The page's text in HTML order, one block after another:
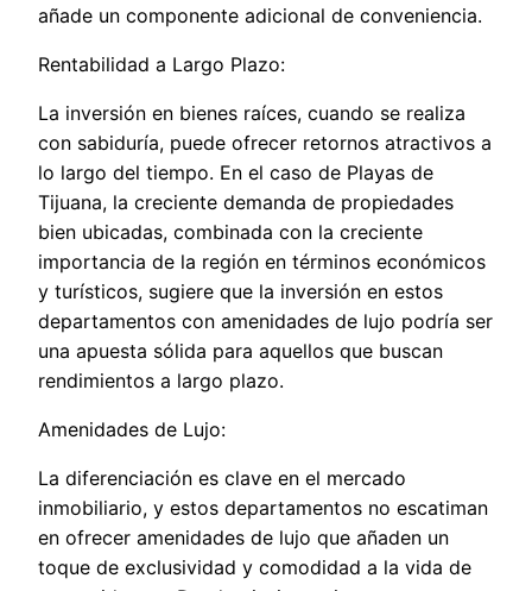
añade un componente adicional de conveniencia.
Rentabilidad a Largo Plazo:
La inversión en bienes raíces, cuando se realiza
con sabiduría, puede ofrecer retornos atractivos a
lo largo del tiempo. En el caso de Playas de
Tijuana, la creciente demanda de propiedades
bien ubicadas, combinada con la creciente
importancia de la región en términos económicos
y turísticos, sugiere que la inversión en estos
departamentos con amenidades de lujo podría ser
una apuesta sólida para aquellos que buscan
rendimientos a largo plazo.
Amenidades de Lujo:
La diferenciación es clave en el mercado
inmobiliario, y estos departamentos no escatiman
en ofrecer amenidades de lujo que añaden un
toque de exclusividad y comodidad a la vida de